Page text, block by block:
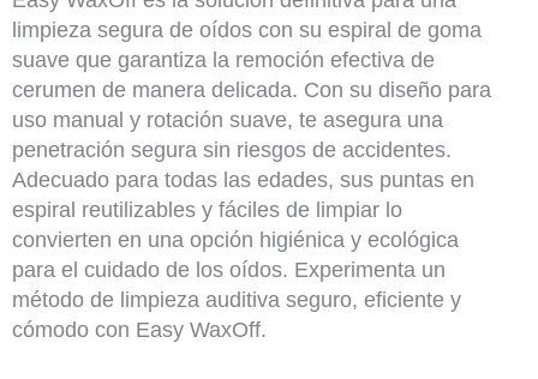
limpieza segura de oídos con su espiral de goma
suave que garantiza la remoción efectiva de
cerumen de manera delicada. Con su diseño para
uso manual y rotación suave, te asegura una
penetración segura sin riesgos de accidentes.
Adecuado para todas las edades, sus puntas en
espiral reutilizables y fáciles de limpiar lo
convierten en una opción higiénica y ecológica
para el cuidado de los oídos. Experimenta un
método de limpieza auditiva seguro, eficiente y
cómodo con Easy WaxOff.